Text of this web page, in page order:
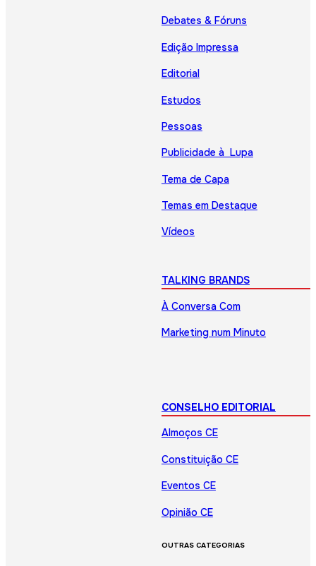
Debates & Fóruns
Edição Impressa
Editorial
Estudos
Pessoas
Publicidade à Lupa
Tema de Capa
Temas em Destaque
Vídeos
TALKING BRANDS
À Conversa Com
Marketing num Minuto
CONSELHO EDITORIAL
Almoços CE
Constituição CE
Eventos CE
Opinião CE
OUTRAS CATEGORIAS